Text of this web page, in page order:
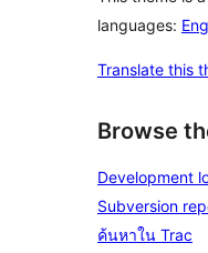
languages:
Translate this
Browse
Development
Subversion
ค้นหาใน Trac